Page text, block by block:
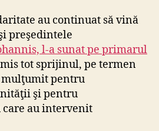
au continuat să vină
preşedintele
l-a sunat pe primarul
tot sprijinul, pe termen
mulţumit pentru
şi pentru
au intervenit